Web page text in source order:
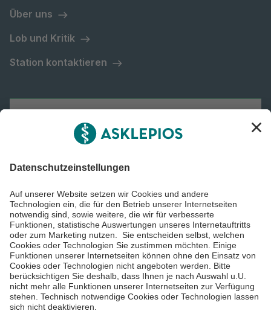
Über uns
Lob und Kritik
Station kontaktieren
Asklepios Gruppe
Impressum